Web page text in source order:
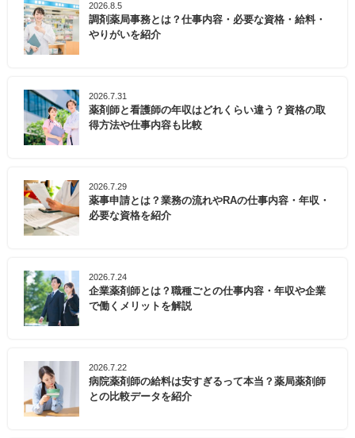
2026.8.5
調剤薬局事務とは？仕事内容・必要な資格・給料・
やりがいを紹介
2026.7.31
薬剤師と看護師の年収はどれくらい違う？資格の取
得方法や仕事内容も比較
2026.7.29
薬事申請とは？業務の流れやRAの仕事内容・年収・
必要な資格を紹介
2026.7.24
企業薬剤師とは？職種ごとの仕事内容・年収や企業
で働くメリットを解説
2026.7.22
病院薬剤師の給料は安すぎるって本当？薬局薬剤師
との比較データを紹介